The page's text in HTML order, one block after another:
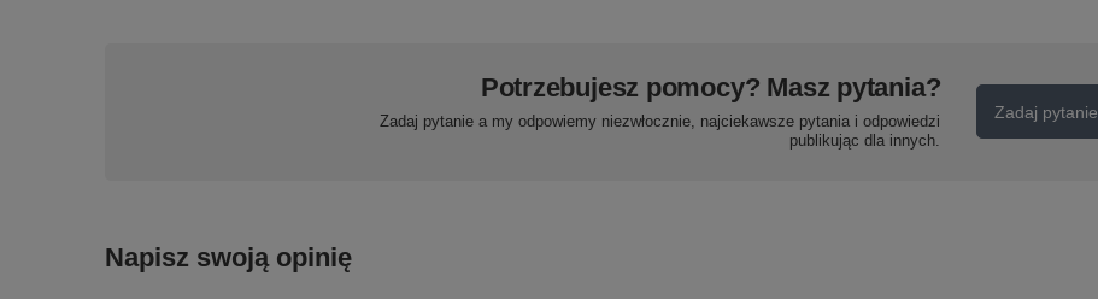
Potrzebujesz pomocy? Masz pytania?
Zadaj pytanie a my odpowiemy niezwłocznie, najciekawsze pytania i odpowiedzi
publikując dla innych.
Zadaj pytanie
Napisz swoją opinię